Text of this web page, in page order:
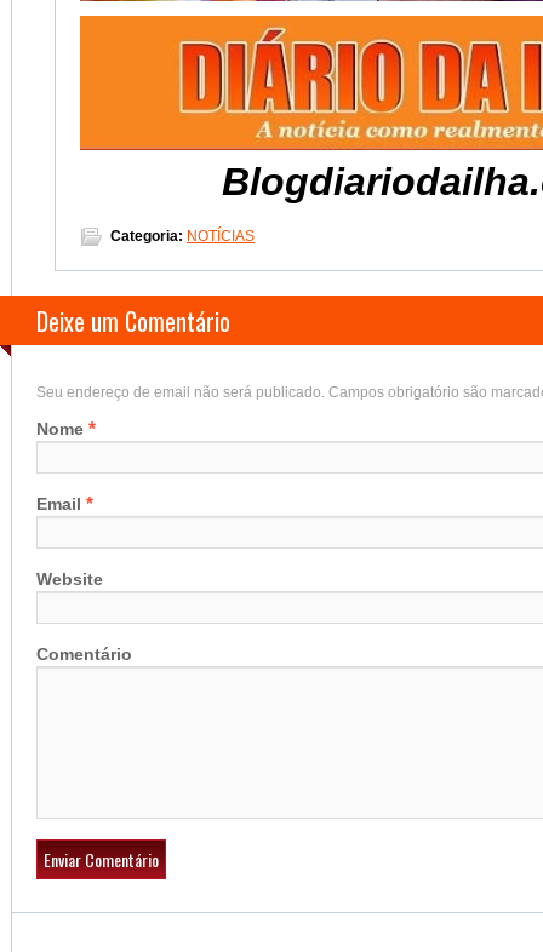
Categoria: NOTÍCIAS
Deixe um Comentário
Seu endereço de email não será publicado. Campos obrigatório são
Nome *
Email *
Website
Comentário